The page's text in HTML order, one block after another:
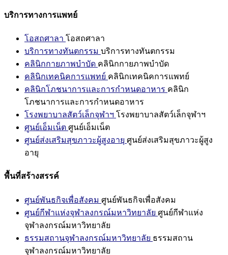
บริการทางการแพทย์
โอสถศาลา โอสถศาลา
บริการทางทันตกรรม บริการทางทันตกรรม
คลินิกกายภาพบำบัด คลินิกกายภาพบำบัด
คลินิกเทคนิคการแพทย์ คลินิกเทคนิคการแพทย์
คลินิกโภชนาการและการกำหนดอาหาร คลินิก
โภชนาการและการกำหนดอาหาร
โรงพยาบาลสัตว์เล็กจุฬาฯ โรงพยาบาลสัตว์เล็กจุฬาฯ
ศูนย์เอ็มเน็ต ศูนย์เอ็มเน็ต
ศูนย์ส่งเสริมสุขภาวะผู้สูงอายุ ศูนย์ส่งเสริมสุขภาวะผู้สูง
อายุ
พื้นที่สร้างสรรค์
ศูนย์พันธกิจเพื่อสังคม ศูนย์พันธกิจเพื่อสังคม
ศูนย์กีฬาแห่งจุฬาลงกรณ์มหาวิทยาลัย ศูนย์กีฬาแห่ง
จุฬาลงกรณ์มหาวิทยาลัย
ธรรมสถานจุฬาลงกรณ์มหาวิทยาลัย ธรรมสถาน
จุฬาลงกรณ์มหาวิทยาลัย